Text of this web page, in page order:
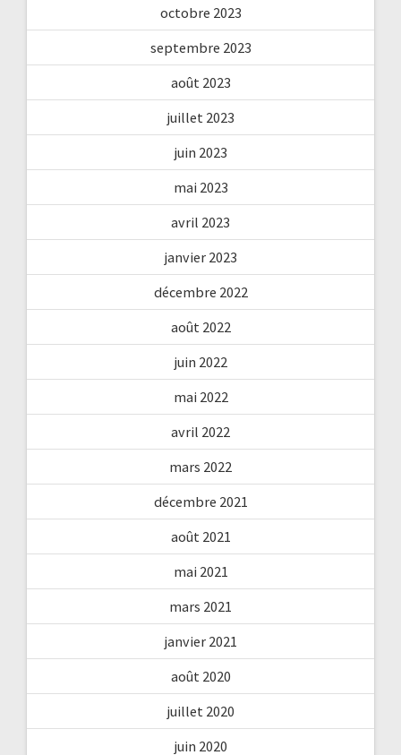
octobre 2023
septembre 2023
août 2023
juillet 2023
juin 2023
mai 2023
avril 2023
janvier 2023
décembre 2022
août 2022
juin 2022
mai 2022
avril 2022
mars 2022
décembre 2021
août 2021
mai 2021
mars 2021
janvier 2021
août 2020
juillet 2020
juin 2020